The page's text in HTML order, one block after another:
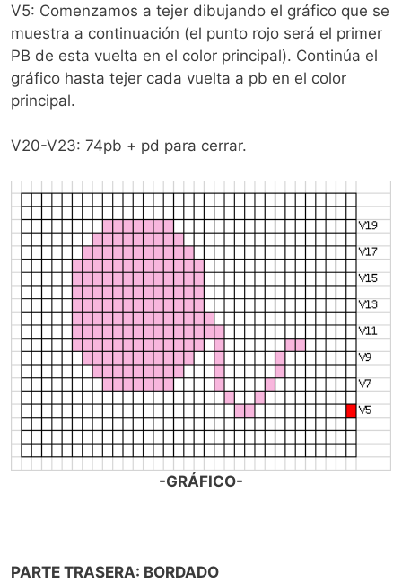
V5: Comenzamos a tejer dibujando el gráfico que se
muestra a continuación (el punto rojo será el primer
PB de esta vuelta en el color principal). Continúa el
gráfico hasta tejer cada vuelta a pb en el color
principal.
V20-V23: 74pb + pd para cerrar.
-GRÁFICO-
PARTE TRASERA: BORDADO